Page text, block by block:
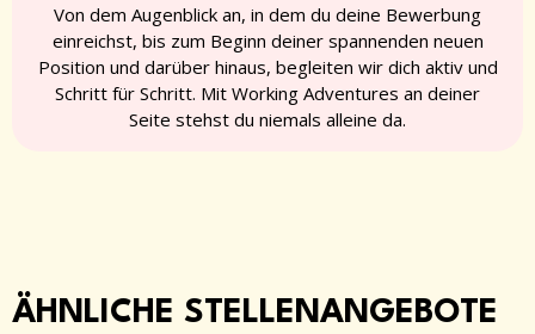
Von dem Augenblick an, in dem du deine Bewerbung
einreichst, bis zum Beginn deiner spannenden neuen
Position und darüber hinaus, begleiten wir dich aktiv und
Schritt für Schritt. Mit Working Adventures an deiner
Seite stehst du niemals alleine da.
ÄHNLICHE STELLENANGEBOTE​